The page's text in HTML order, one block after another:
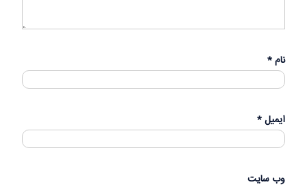
نام*
ایمیل*
وب‌ سایت